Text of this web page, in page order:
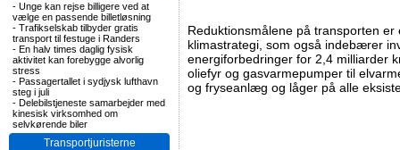
- Unge kan rejse billigere ved at
vælge en passende billetløsning
- Trafikselskab tilbyder gratis
transport til festuge i Randers
- En halv times daglig fysisk
aktivitet kan forebygge alvorlig
stress
- Passagertallet i sydjysk lufthavn
steg i juli
- Delebilstjeneste samarbejder med
kinesisk virksomhed om
selvkørende biler
Transportjuristerne
Reduktionsmålene på transporten er
klimastrategi, som også indebærer
energiforbedringer for 2,4 milliarder
oliefyr og gasvarmepumper til
og fryseanlæg og låger på alle